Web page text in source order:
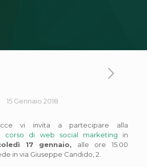
15 Gennaio 2018
vi invita a partecipare alla
corso di web social marketing in
17 gennaio, alle ore 15.00
in via Giuseppe Candido, 2.